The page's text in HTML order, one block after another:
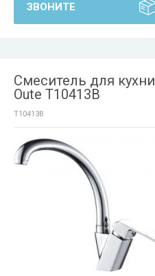
ЗВОНИТЕ
Смеситель для кухни
Oute T10413B
T10413B